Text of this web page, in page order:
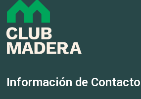
Información de Contacto